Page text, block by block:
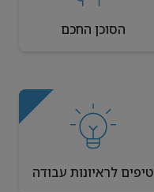
הסוכן החכם
טיפים לראיונות עבודה